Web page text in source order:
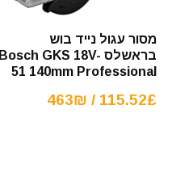
מסור עגול נייד בוש
בראשלס Bosch GKS 18V-
51 140mm Professional
115.52£ / 463₪